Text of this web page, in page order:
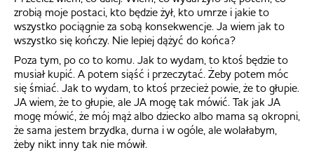
zrobią moje postaci, kto będzie żył, kto umrze i jakie to
wszystko pociągnie za sobą konsekwencje. Ja wiem jak to
wszystko się kończy. Nie lepiej dążyć do końca?
Poza tym, po co to komu. Jak to wydam, to ktoś będzie to
musiał kupić. A potem siąść i przeczytać. Żeby potem móc
się śmiać. Jak to wydam, to ktoś przecież powie, że to głupie.
JA wiem, że to głupie, ale JA mogę tak mówić. Tak jak JA
mogę mówić, że mój mąż albo dziecko albo mama są okropni,
że sama jestem brzydka, durna i w ogóle, ale wolałabym,
żeby nikt inny tak nie mówił.